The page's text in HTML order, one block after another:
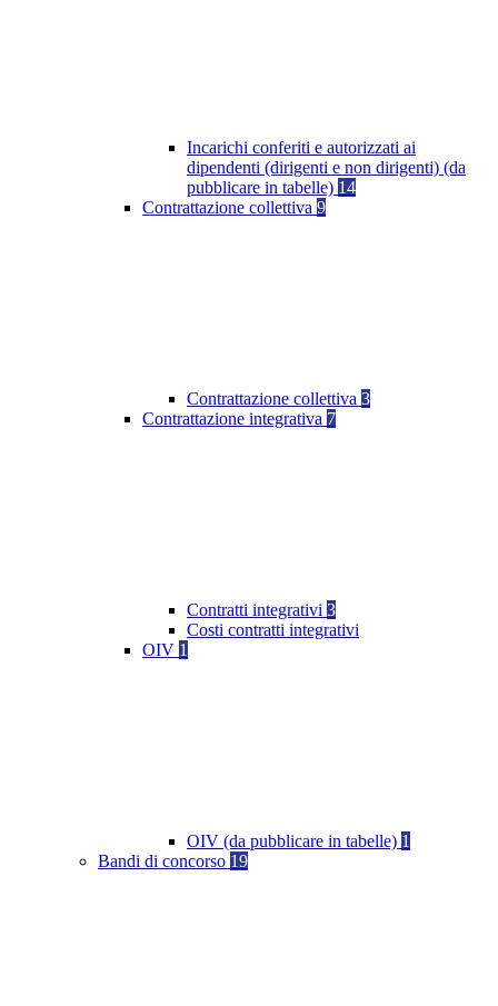
Incarichi conferiti e autorizzati ai
dipendenti (dirigenti e non dirigenti) (da
pubblicare in tabelle) 14
Contrattazione collettiva 9
Contrattazione collettiva 3
Contrattazione integrativa 7
Contratti integrativi 3
Costi contratti integrativi
OIV 1
OIV (da pubblicare in tabelle) 1
Bandi di concorso 19